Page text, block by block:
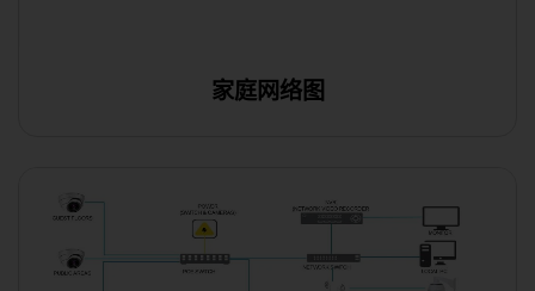
使用此模板
家庭网络图